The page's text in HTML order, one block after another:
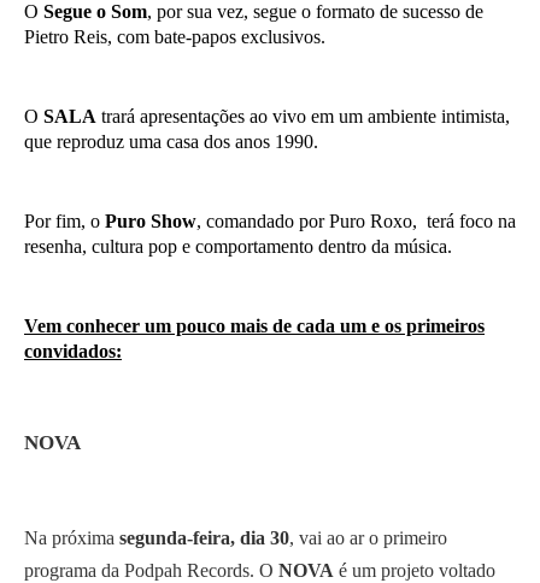
O Segue o Som, por sua vez, segue o formato de sucesso de
Pietro Reis, com bate-papos exclusivos.
O SALA trará apresentações ao vivo em um ambiente intimista,
que reproduz uma casa dos anos 1990.
Por fim, o Puro Show, comandado por Puro Roxo, terá foco na
resenha, cultura pop e comportamento dentro da música.
Vem conhecer um pouco mais de cada um e os primeiros
convidados:
NOVA
Na próxima segunda-feira, dia 30, vai ao ar o primeiro
programa da Podpah Records. O NOVA é um projeto voltado